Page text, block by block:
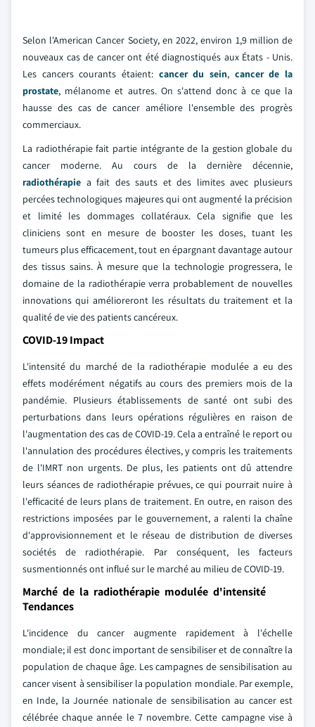
Selon l'American Cancer Society, en 2022, environ 1,9 million de
nouveaux cas de cancer ont été diagnostiqués aux États - Unis.
Les cancers courants étaient: cancer du sein, cancer de la
prostate, mélanome et autres. On s'attend donc à ce que la
hausse des cas de cancer améliore l'ensemble des progrès
commerciaux.
La radiothérapie fait partie intégrante de la gestion globale du
cancer moderne. Au cours de la dernière décennie,
radiothérapie a fait des sauts et des limites avec plusieurs
percées technologiques majeures qui ont augmenté la précision
et limité les dommages collatéraux. Cela signifie que les
cliniciens sont en mesure de booster les doses, tuant les
tumeurs plus efficacement, tout en épargnant davantage autour
des tissus sains. À mesure que la technologie progressera, le
domaine de la radiothérapie verra probablement de nouvelles
innovations qui amélioreront les résultats du traitement et la
qualité de vie des patients cancéreux.
COVID-19 Impact
L'intensité du marché de la radiothérapie modulée a eu des
effets modérément négatifs au cours des premiers mois de la
pandémie. Plusieurs établissements de santé ont subi des
perturbations dans leurs opérations régulières en raison de
l'augmentation des cas de COVID-19. Cela a entraîné le report ou
l'annulation des procédures électives, y compris les traitements
de l'IMRT non urgents. De plus, les patients ont dû attendre
leurs séances de radiothérapie prévues, ce qui pourrait nuire à
l'efficacité de leurs plans de traitement. En outre, en raison des
restrictions imposées par le gouvernement, a ralenti la chaîne
d'approvisionnement et le réseau de distribution de diverses
sociétés de radiothérapie. Par conséquent, les facteurs
susmentionnés ont influé sur le marché au milieu de COVID-19.
Marché de la radiothérapie modulée d'intensité
Tendances
L'incidence du cancer augmente rapidement à l'échelle
mondiale; il est donc important de sensibiliser et de connaître la
population de chaque âge. Les campagnes de sensibilisation au
cancer visent à sensibiliser la population mondiale. Par exemple,
en Inde, la Journée nationale de sensibilisation au cancer est
célébrée chaque année le 7 novembre. Cette campagne vise à